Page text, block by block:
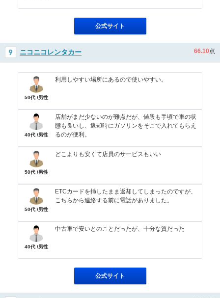
公式サイト
ニコニコレンタカー 66.10点
50代 /男性
利用しやすい場所にあるので使いやすい。
40代 /男性
店舗がまだ少ないのが難点だが、値段も手頃で車の状
態も良いし、返却時にガソリンをそこで入れてもらえ
るのが便利。
50代 /男性
どこよりも安くて店員のサービスもいい
50代 /男性
ETCカードを挿したまま返却してしまったのですが、
こちらから連絡する前に電話がありました。
40代 /男性
中古車で安いとのことだったが、十分な質だった
公式サイト